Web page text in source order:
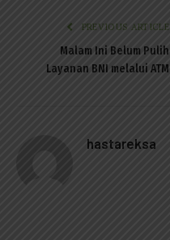
PREVIOUS ARTICLE
Malam Ini Belum Pulih
Layanan BNI melalui ATM
hastareksa